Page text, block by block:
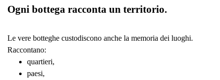
Ogni bottega racconta un territorio.
Le vere botteghe custodiscono anche la memoria dei luoghi.
Raccontano:
quartieri,
paesi,